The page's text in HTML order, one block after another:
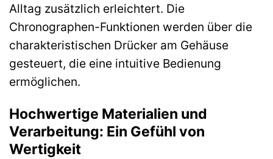
Alltag zusätzlich erleichtert. Die
Chronographen-Funktionen werden über die
charakteristischen Drücker am Gehäuse
gesteuert, die eine intuitive Bedienung
ermöglichen.
Hochwertige Materialien und
Verarbeitung: Ein Gefühl von
Wertigkeit